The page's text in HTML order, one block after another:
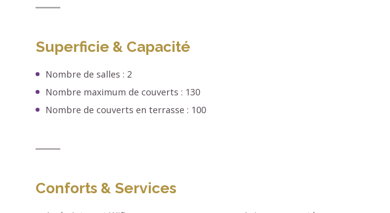
Superficie & Capacité
Nombre de salles : 2
Nombre maximum de couverts : 130
Nombre de couverts en terrasse : 100
Conforts & Services